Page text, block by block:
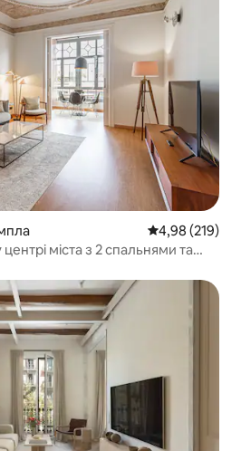
Середня
4,98 (219)
міста з 2 спальнями та